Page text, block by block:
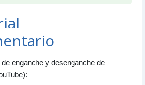
enganche y desenganche de